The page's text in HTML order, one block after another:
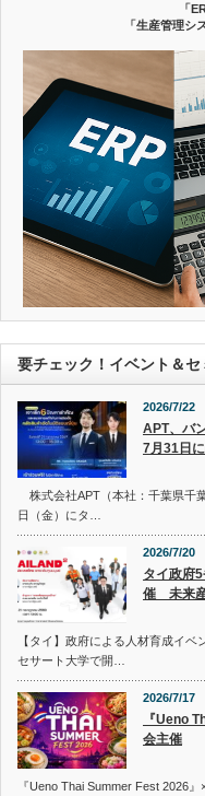
「
「生産管理シ
要チェック！イベント＆セ
2026/7/22
APT、バ
7月31日
株式会社APT（本社：千葉県千
日（金）にタ…
2026/7/20
タイ政府
催 未来産
【タイ】政府による人材育成イ
セサート大学で開…
2026/7/17
『Ueno
会主催
『Ueno Thai Summer Fest 2026